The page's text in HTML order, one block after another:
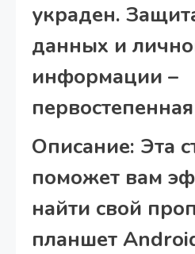
украден.
данных и
информации –
Описание: Эта
поможет вам
найти свой
планшет